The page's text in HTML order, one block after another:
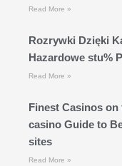
Read More »
Rozrywki Dzięki
Hazardowe stu%
Read More »
Finest Casinos
casino Guide to
sites
Read More »